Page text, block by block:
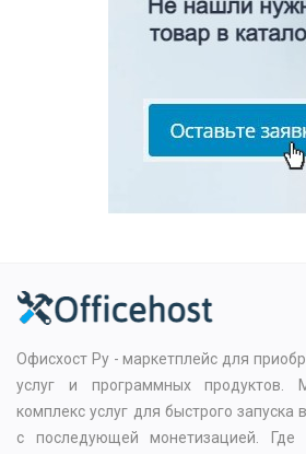
Офисхост Ру - маркетплейс для
услуг и программных продуктов.
комплекс услуг для быстрого запуска
с последующей монетизацией.